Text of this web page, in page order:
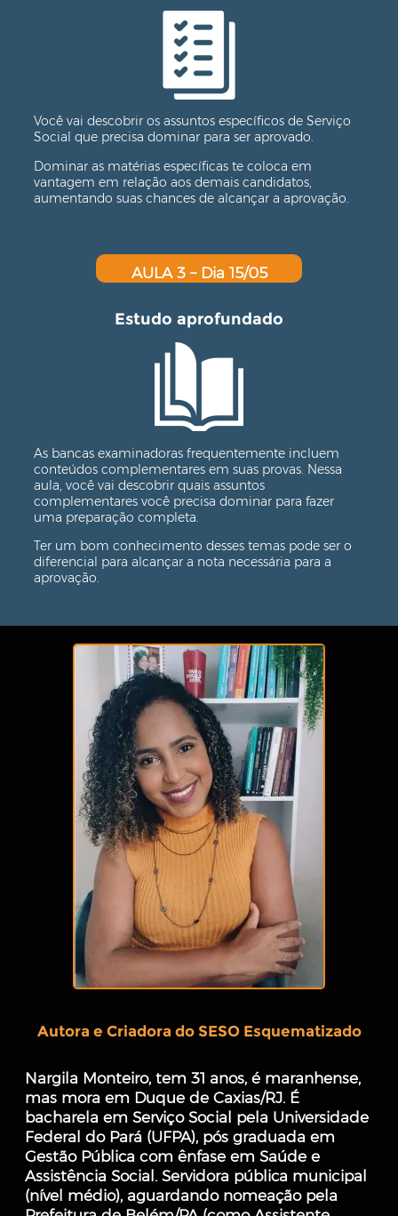
Você vai descobrir os assuntos específicos de Serviço
Social que precisa dominar para ser aprovado.
Dominar as matérias específicas te coloca em
vantagem em relação aos demais candidatos,
aumentando suas chances de alcançar a aprovação.
AULA 3 – Dia 15/05
Estudo aprofundado
As bancas examinadoras frequentemente incluem
conteúdos complementares em suas provas. Nessa
aula, você vai descobrir quais assuntos
complementares você precisa dominar para fazer
uma preparação completa.
Ter um bom conhecimento desses temas pode ser o
diferencial para alcançar a nota necessária para a
aprovação.
Autora e Criadora do SESO Esquematizado
Nargila Monteiro, tem 31 anos, é maranhense,
mas mora em Duque de Caxias/RJ. É
bacharela em Serviço Social pela Universidade
Federal do Pará (UFPA), pós graduada em
Gestão Pública com ênfase em Saúde e
Assistência Social. Servidora pública municipal
(nível médio), aguardando nomeação pela